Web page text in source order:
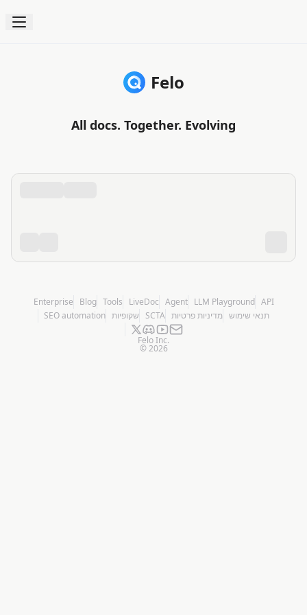
Felo
חפשו, הבינו וצרו בעזרת בינה מלאכותית
All docs. Together. Evolving
©2026
Felo Inc.
Enterprise Blog Tools LiveDoc Agent LLM Playground API
SEO automation שקופיות SCTA מדיניות פרטיות תנאי שימוש